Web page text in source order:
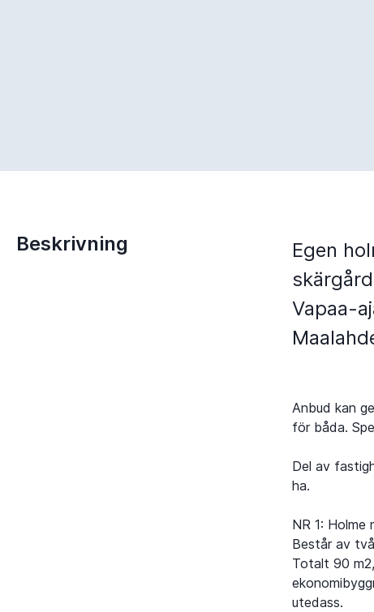
Beskrivning
Egen
Vapaa-
Anbud kan
för båda.
Del av
ha.
NR 1: Holme
Består av
Totalt 90
utedass.